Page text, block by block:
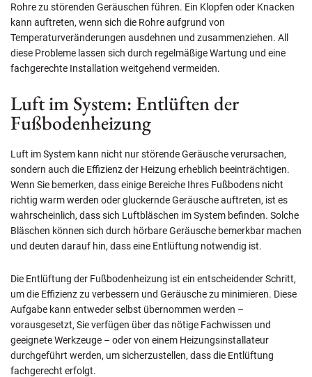
Rohre zu störenden Geräuschen führen. Ein Klopfen oder Knacken
kann auftreten, wenn sich die Rohre aufgrund von
Temperaturveränderungen ausdehnen und zusammenziehen. All
diese Probleme lassen sich durch regelmäßige Wartung und eine
fachgerechte Installation weitgehend vermeiden.
Luft im System: Entlüften der
Fußbodenheizung
Luft im System kann nicht nur störende Geräusche verursachen,
sondern auch die Effizienz der Heizung erheblich beeinträchtigen.
Wenn Sie bemerken, dass einige Bereiche Ihres Fußbodens nicht
richtig warm werden oder gluckernde Geräusche auftreten, ist es
wahrscheinlich, dass sich Luftbläschen im System befinden. Solche
Bläschen können sich durch hörbare Geräusche bemerkbar machen
und deuten darauf hin, dass eine Entlüftung notwendig ist.
Die Entlüftung der Fußbodenheizung ist ein entscheidender Schritt,
um die Effizienz zu verbessern und Geräusche zu minimieren. Diese
Aufgabe kann entweder selbst übernommen werden –
vorausgesetzt, Sie verfügen über das nötige Fachwissen und
geeignete Werkzeuge – oder von einem Heizungsinstallateur
durchgeführt werden, um sicherzustellen, dass die Entlüftung
fachgerecht erfolgt.